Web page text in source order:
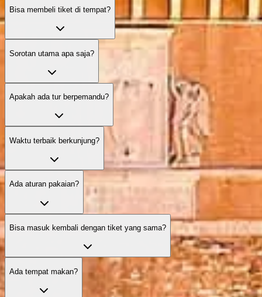
Bisa membeli tiket di tempat?
Sorotan utama apa saja?
Apakah ada tur berpemandu?
Waktu terbaik berkunjung?
Ada aturan pakaian?
Bisa masuk kembali dengan tiket yang sama?
Ada tempat makan?